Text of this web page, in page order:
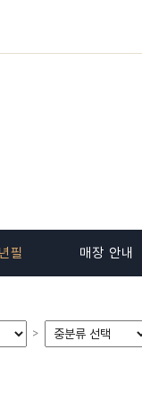
필 매장 안내
>